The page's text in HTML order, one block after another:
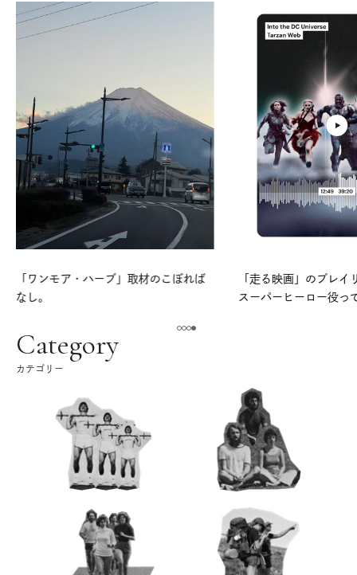
「ワンモア・ハーブ」取材のこぼれば
なし。
「走る映画」のプレイ
スーパーヒーロー役っ
Category
カテゴリー